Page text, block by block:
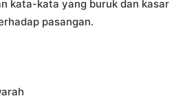
kata-kata yang buruk dan kasar
pasangan.